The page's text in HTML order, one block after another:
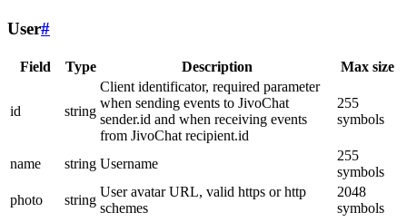
User#
Field Type Description Max size
id string
Client identificator, required parameter
when sending events to JivoChat
sender.id and when receiving events
from JivoChat recipient.id
255
symbols
name string Username
255
symbols
photo
string
User avatar URL, valid https or http
schemes
2048
symbols